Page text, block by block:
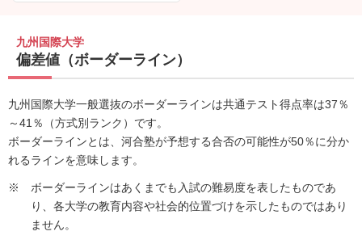
九州国際大学
偏差値（ボーダーライン）
九州国際大学一般選抜のボーダーラインは共通テスト得点率は37％
～41％（方式別ランク）です。
ボーダーラインとは、河合塾が予想する合否の可能性が50％に分か
れるラインを意味します。
ボーダーラインはあくまでも入試の難易度を表したものであ
り、各大学の教育内容や社会的位置づけを示したものではあり
ません。